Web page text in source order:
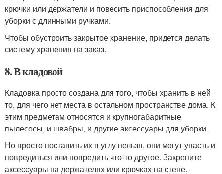
крючки или держатели и повесить приспособления для
уборки с длинными ручками.
Чтобы обустроить закрытое хранение, придется делать
систему хранения на заказ.
8. В кладовой
Кладовка просто создана для того, чтобы хранить в ней
то, для чего нет места в остальном пространстве дома. К
этим предметам относятся и крупногабаритные
пылесосы, и швабры, и другие аксессуары для уборки.
Но просто поставить их в углу нельзя, они могут упасть и
повредиться или повредить что-то другое. Закрепите
аксессуары на держателях или крючках на стене.